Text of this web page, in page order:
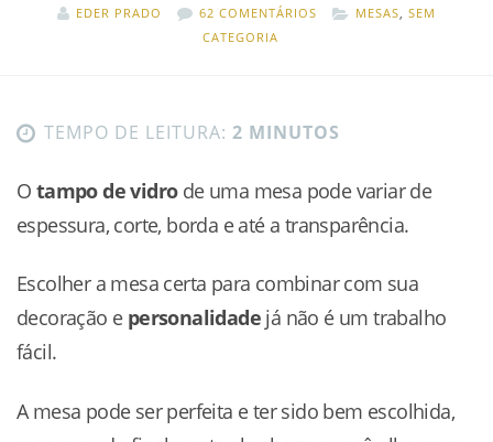
EDER PRADO 62 COMENTÁRIOS MESAS,SEM
CATEGORIA
TEMPO DE LEITURA: 2 MINUTOS
O tampo de vidrode uma mesa pode variar de
espessura, corte, borda e até a transparência.
Escolher a mesa certa para combinar com sua
decoração e personalidade já não é um trabalho
fácil.
A mesa pode ser perfeita e ter sido bem escolhida,